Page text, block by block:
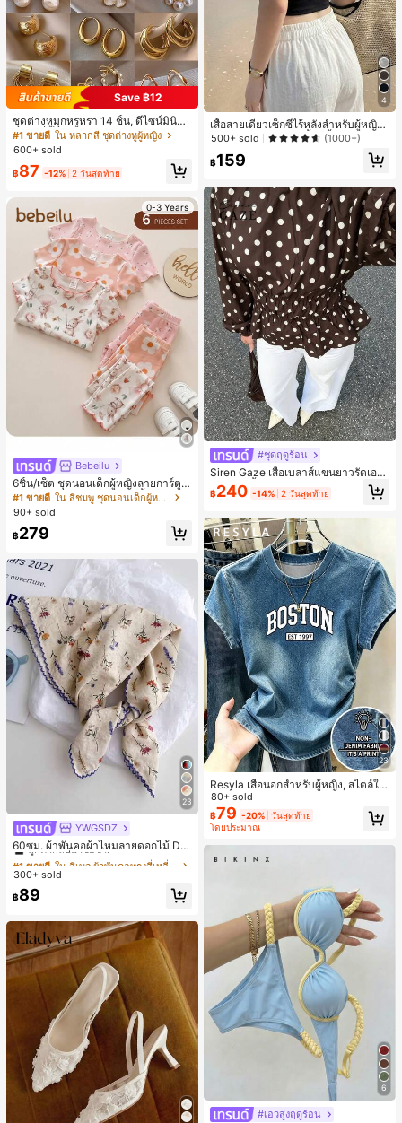
Save ฿12
ชุดต่างหูมุกหรูหรา 14 ชิ้น, ดีไซน์มินิมอ
ลใหม่ที่เป็นเอกลักษณ์ ต่างหูที่สง่างาม
สำหรับผู้หญิง, ของขวัญสำหรับเธอ
#1 ขายดี ใน หลากสี ชุดต่างหูผู้หญิง
600+ sold
฿87 -12% 2 วันสุดท้าย
0-3 Years
Bebeilu
6ชิ้น/เซ็ต ชุดนอนเด็กผู้หญิงลายการ์ตูน
หมีและดอกไม้ คอกลม แขนสั้น กางเกง
ขาสั้น ขอบระบาย สวมใส่สบาย
#1 ขายดี
ใน สีชมพู ชุดนอนเด็กผู้หญิง
90+ sold
฿279
23
YWGSDZ
60ซม. ผ้าพันคอผ้าไหมลายดอกไม้ Dit
sy สีเบจ, เครื่องประดับใหม่สำหรับผู้หญิ
งฤดูใบไม้ผลิ/ฤดูใบไม้ร่วง, ผ้าพันคอผืน
บางอเนกประสงค์หรูหรา
#1 ขายดี
ลูกค้ากลับมาซื้อซ้ำ!
#1 ขายดี
ลูกค้ากลับมาซื้อซ้ำ!
#1 ขายดี
ลูกค้ากลับมาซื้อซ้ำ!
#1 ขายดี
ใน สีเบจ ผ้าพันคอทรงสี่เหลี่ยมและผ้าพันคอสำหรับผู้
300+ sold
฿89
4
เสื้อสายเดี่ยวเซ็กซี่ไร้หลังสำหรับผู้หญิง
พร้อมบราแบบมีฟองน้ำ, เสื้อกล้ามแขน
500+ sold (1000+)
฿159
#ชุดฤดูร้อน
Siren Gaze เสื้อเบลาส์แขนยาวรัดเอว
ลายจุดสีน้ำตาลใหม่สำหรับฤดูใบไม้ร่ว
งสำหรับผู้หญิง
฿240 -14% 2 วันสุดท้าย
23
Resyla เสื้อนอกสำหรับผู้หญิง, สไตล์ให
ม่ฤดูร้อน, กีฬากลางแจ้งแบบสบายๆ, ลา
ยออกแบบ, พิมพ์ตัวอักษร & ตัวเลข สีน้ำ
เงิน แฟชั่น & อเนกประสงค์ เสื้อยืด, สตรี
ทแวร์ถ่ายภาพ, สไตล์สตรีท, เทศกาล, เ
สื้อยืดสำหรับผู้หญิง
80+ sold
฿79 -20% วันสุดท้าย
โดยประมาณ
6
#เอวสูงฤดูร้อน